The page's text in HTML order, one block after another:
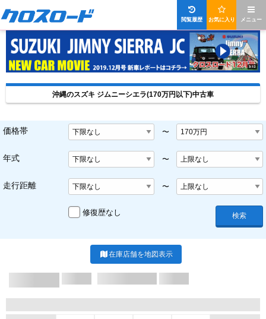
メニュー
お気に入り
閲覧履歴
沖縄のスズキ ジムニーシエラ(170万円以下)中古車
価格帯 〜
年式 〜
走行距離 〜
修復歴なし 検索
在庫店舗を地図表示